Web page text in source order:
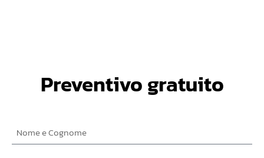
Preventivo gratuito